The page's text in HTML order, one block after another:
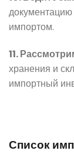
документацию
импортом.
11.
хранения и
импортный
Список